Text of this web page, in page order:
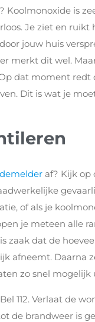
Koolmonoxide is
Je ziet en ruikt
jouw huis
merkt dit wel.
dat moment redt
Dit is wat je
af? Kijk op
of als je
je meteen alle
zaak dat de
afneemt. Daarna
zo snel mogelijk
112. Verlaat de
de brandweer is